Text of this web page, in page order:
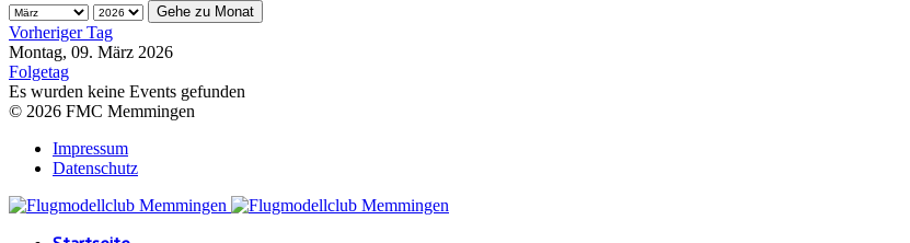
Gehe zu Monat
Vorheriger Tag
Montag, 09. März 2026
Folgetag
Es wurden keine Events gefunden
© 2026 FMC Memmingen
Impressum
Datenschutz